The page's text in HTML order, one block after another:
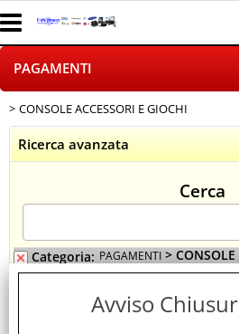
HOME PAGE
CHI SIAMO
LOGISTICA
NEGOZI ON LINE
DROPSHIPPING
PAGAMENTI
CONSOLE ACCESSORI E GIOCHI
Ricerca avanzata
Cerca
Categoria: PAGAMENTI > CONSOLE
Avviso